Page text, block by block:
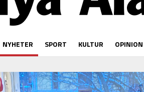
NYHETER SPORT KULTUR OPINION